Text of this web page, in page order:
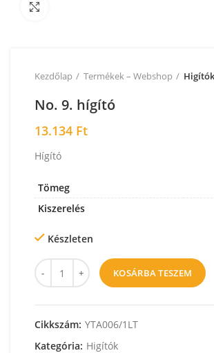
Kezdőlap Termékek – Webshop Higítók
No. 9. hígító
13.134 Ft
Hígító
Tömeg
Kiszerelés
Készleten
KOSÁRBA TESZEM
Cikkszám: YTA006/1LT
Kategória: Higítók